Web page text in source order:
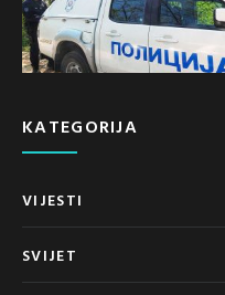
KATEGORIJA
VIJESTI
SVIJET